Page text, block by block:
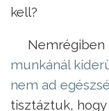
kell?
Nemrégiben
munkánál
nem ad
tisztáztuk,